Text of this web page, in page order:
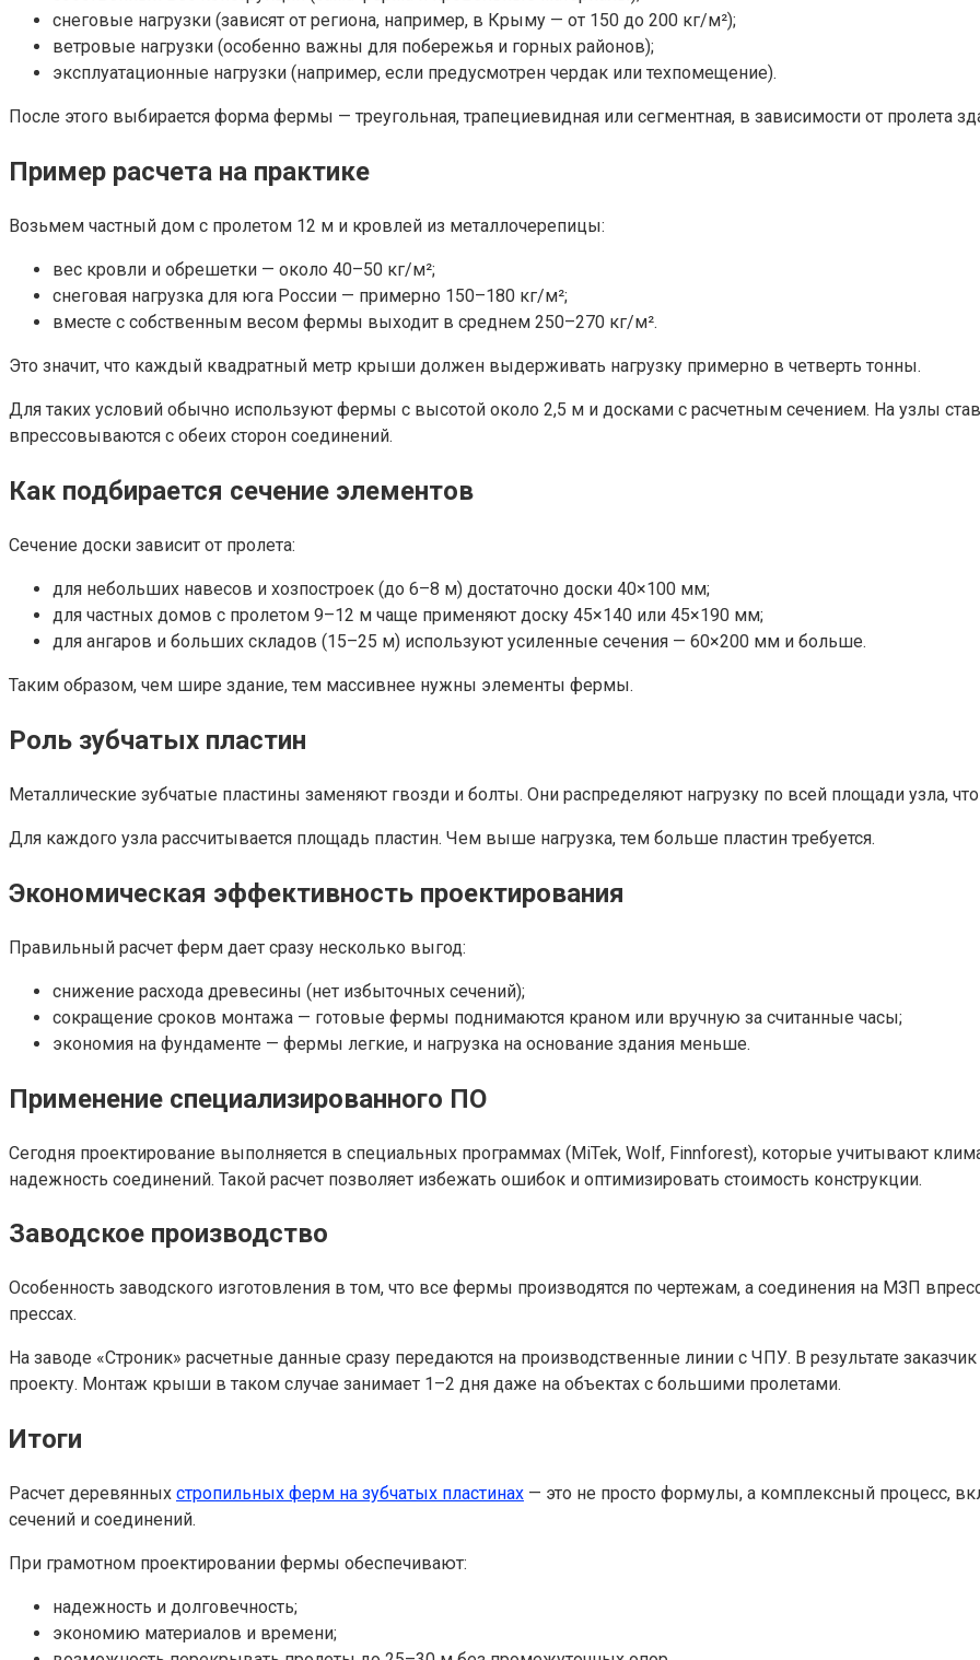
снеговые нагрузки (зависят от региона, например, в Крыму — от 150 до 200 кг/м²);
ветровые нагрузки (особенно важны для побережья и горных районов);
эксплуатационные нагрузки (например, если предусмотрен чердак или техпомещение).
После этого выбирается форма фермы — треугольная, трапециевидная или сегментная, в зависимости от пролета
Пример расчета на практике
Возьмем частный дом с пролетом 12 м и кровлей из металлочерепицы:
вес кровли и обрешетки — около 40–50 кг/м²;
снеговая нагрузка для юга России — примерно 150–180 кг/м²;
вместе с собственным весом фермы выходит в среднем 250–270 кг/м².
Это значит, что каждый квадратный метр крыши должен выдерживать нагрузку примерно в четверть тонны.
Для таких условий обычно используют фермы с высотой около 2,5 м и досками с расчетным сечением. На узлы
впрессовываются с обеих сторон соединений.
Как подбирается сечение элементов
Сечение доски зависит от пролета:
для небольших навесов и хозпостроек (до 6–8 м) достаточно доски 40×100 мм;
для частных домов с пролетом 9–12 м чаще применяют доску 45×140 или 45×190 мм;
для ангаров и больших складов (15–25 м) используют усиленные сечения — 60×200 мм и больше.
Таким образом, чем шире здание, тем массивнее нужны элементы фермы.
Роль зубчатых пластин
Металлические зубчатые пластины заменяют гвозди и болты. Они распределяют нагрузку по всей площади узла,
Для каждого узла рассчитывается площадь пластин. Чем выше нагрузка, тем больше пластин требуется.
Экономическая эффективность проектирования
Правильный расчет ферм дает сразу несколько выгод:
снижение расхода древесины (нет избыточных сечений);
сокращение сроков монтажа — готовые фермы поднимаются краном или вручную за считанные часы;
экономия на фундаменте — фермы легкие, и нагрузка на основание здания меньше.
Применение специализированного ПО
Сегодня проектирование выполняется в специальных программах (MiTek, Wolf, Finnforest), которые учитывают
надежность соединений. Такой расчет позволяет избежать ошибок и оптимизировать стоимость конструкции.
Заводское производство
Особенность заводского изготовления в том, что все фермы производятся по чертежам, а соединения на МЗП
прессах.
На заводе «Строник» расчетные данные сразу передаются на производственные линии с ЧПУ. В результате
проекту. Монтаж крыши в таком случае занимает 1–2 дня даже на объектах с большими пролетами.
Итоги
Расчет деревянных стропильных ферм на зубчатых пластинах — это не просто формулы, а комплексный процесс,
сечений и соединений.
При грамотном проектировании фермы обеспечивают:
надежность и долговечность;
экономию материалов и времени;